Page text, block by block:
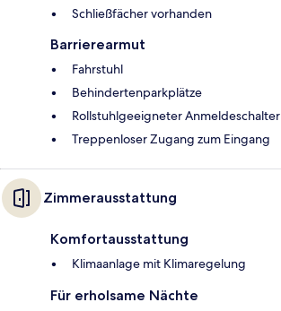
Schließfächer vorhanden
Barrierearmut
Fahrstuhl
Behindertenparkplätze
Rollstuhlgeeigneter Anmeldeschalter
Treppenloser Zugang zum Eingang
Zimmerausstattung
Komfortausstattung
Klimaanlage mit Klimaregelung
Für erholsame Nächte